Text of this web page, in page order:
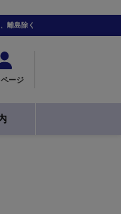
離島除く
ージ